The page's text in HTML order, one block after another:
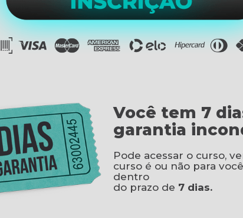
Você tem 7
garantia
Pode acessar o curso,
curso é ou não para
dentro
do prazo de 7 dias.